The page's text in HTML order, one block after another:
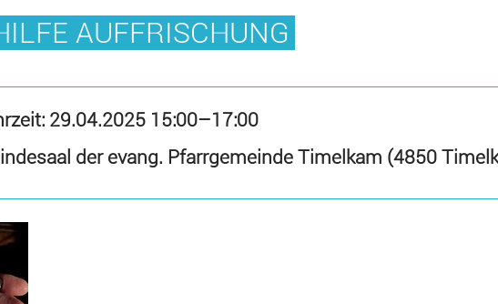
AUFFRISCHUNG
29.04.2025 15:00–17:00
der evang. Pfarrgemeinde Timelkam (4850